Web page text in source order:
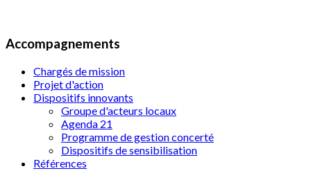
Accompagnements
Chargés de mission
Projet d'action
Dispositifs innovants
Groupe d'acteurs locaux
Agenda 21
Programme de gestion concerté
Dispositifs de sensibilisation
Références